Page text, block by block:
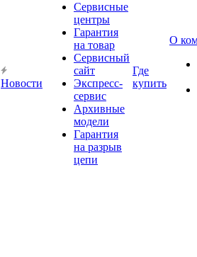
Новости
Сервисные
центры
Гарантия
на товар
Сервисный
сайт
Экспресс-
сервис
Архивные
модели
Гарантия
на разрыв
цепи
Где
купить
О